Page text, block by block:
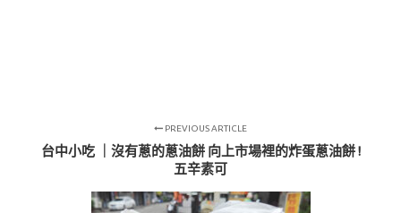
PREVIOUS ARTICLE
台中小吃 ｜沒有蔥的蔥油餅 向上市場裡的炸蛋蔥油餅 !
五辛素可